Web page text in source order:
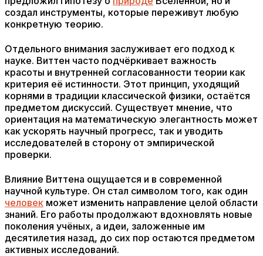
создал инструменты, которые переживут любую
конкретную теорию.
Отдельного внимания заслуживает его подход к
науке. Виттен часто подчёркивает важность
красоты и внутренней согласованности теории как
критерия её истинности. Этот принцип, уходящий
корнями в традиции классической физики, остаётся
предметом дискуссий. Существует мнение, что
ориентация на математическую элегантность может
как ускорять научный прогресс, так и уводить
исследователей в сторону от эмпирической
проверки.
Влияние Виттена ощущается и в современной
научной культуре. Он стал символом того, как один
человек может изменить направление целой области
знаний. Его работы продолжают вдохновлять новые
поколения учёных, а идеи, заложенные им
десятилетия назад, до сих пор остаются предметом
активных исследований.